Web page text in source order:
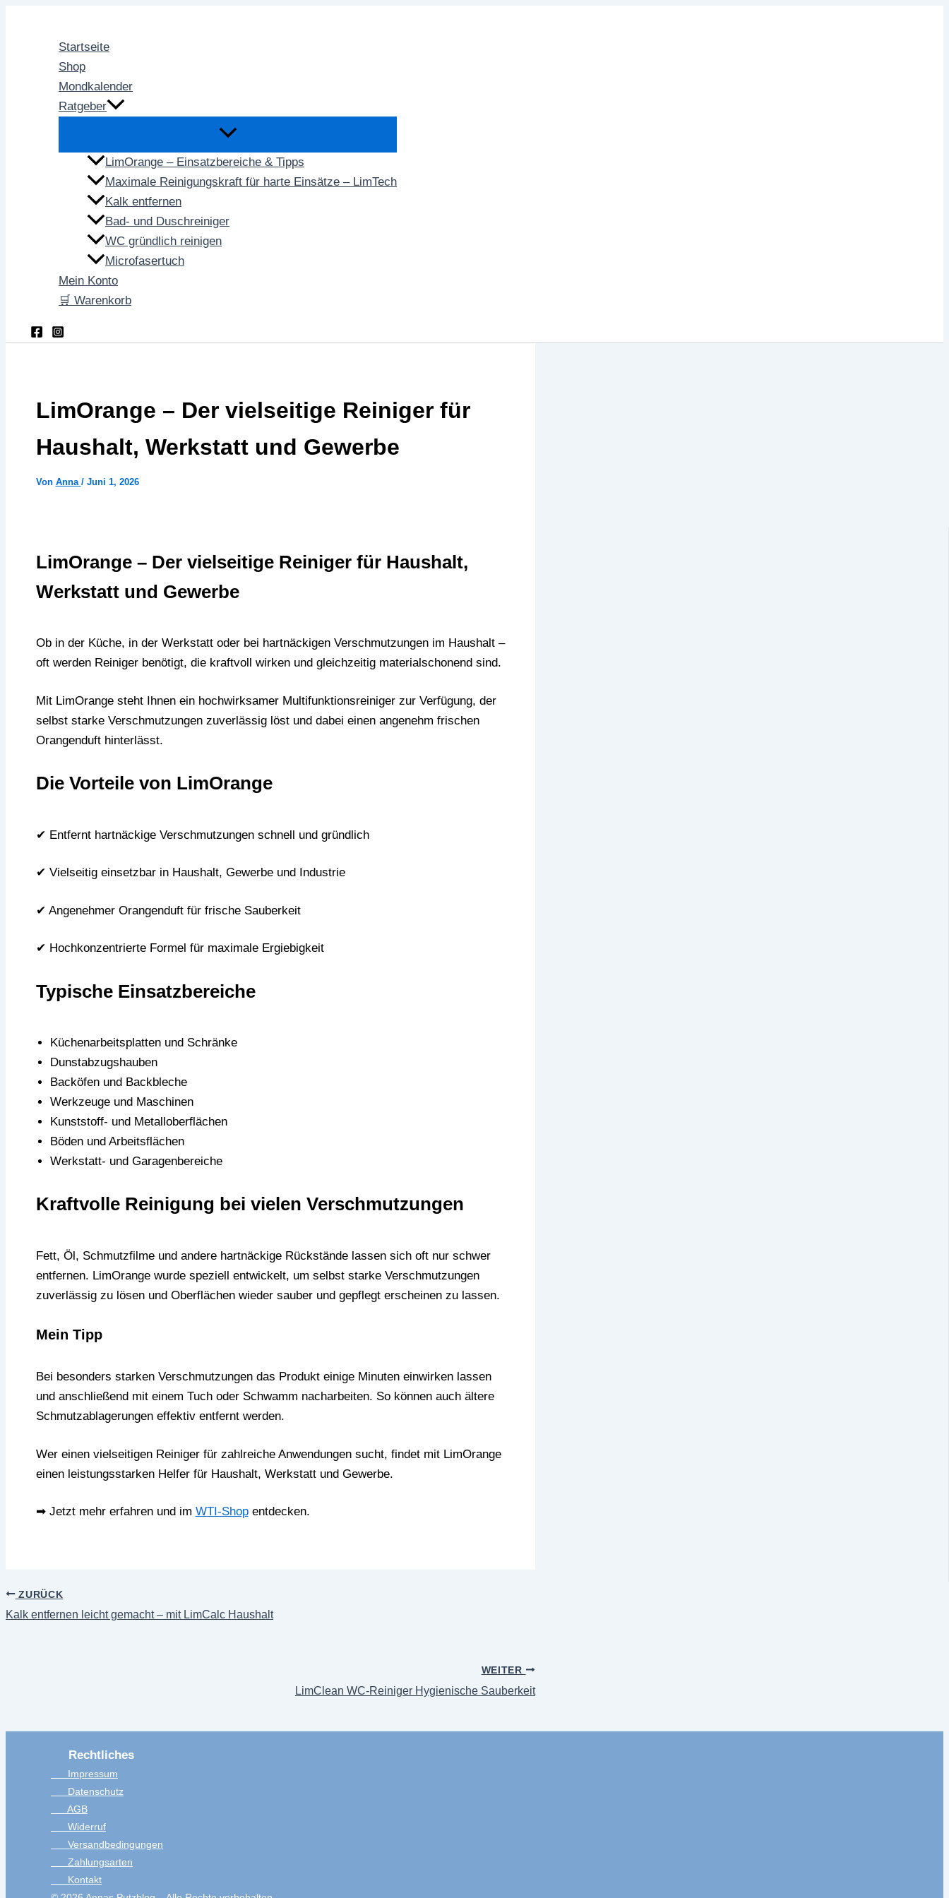
Startseite
Shop
Mondkalender
Ratgeber
LimOrange – Einsatzbereiche & Tipps
Maximale Reinigungskraft für harte Einsätze – LimTech
Kalk entfernen
Bad- und Duschreiniger
WC gründlich reinigen
Microfasertuch
Mein Konto
🛒 Warenkorb
LimOrange – Der vielseitige Reiniger für
Haushalt, Werkstatt und Gewerbe
Von Anna / Juni 1, 2026
LimOrange – Der vielseitige Reiniger für Haushalt,
Werkstatt und Gewerbe
Ob in der Küche, in der Werkstatt oder bei hartnäckigen Verschmutzungen im Haushalt –
oft werden Reiniger benötigt, die kraftvoll wirken und gleichzeitig materialschonend sind.
Mit LimOrange steht Ihnen ein hochwirksamer Multifunktionsreiniger zur Verfügung, der
selbst starke Verschmutzungen zuverlässig löst und dabei einen angenehm frischen
Orangenduft hinterlässt.
Die Vorteile von LimOrange
✔ Entfernt hartnäckige Verschmutzungen schnell und gründlich
✔ Vielseitig einsetzbar in Haushalt, Gewerbe und Industrie
✔ Angenehmer Orangenduft für frische Sauberkeit
✔ Hochkonzentrierte Formel für maximale Ergiebigkeit
Typische Einsatzbereiche
Küchenarbeitsplatten und Schränke
Dunstabzugshauben
Backöfen und Backbleche
Werkzeuge und Maschinen
Kunststoff- und Metalloberflächen
Böden und Arbeitsflächen
Werkstatt- und Garagenbereiche
Kraftvolle Reinigung bei vielen Verschmutzungen
Fett, Öl, Schmutzfilme und andere hartnäckige Rückstände lassen sich oft nur schwer
entfernen. LimOrange wurde speziell entwickelt, um selbst starke Verschmutzungen
zuverlässig zu lösen und Oberflächen wieder sauber und gepflegt erscheinen zu lassen.
Mein Tipp
Bei besonders starken Verschmutzungen das Produkt einige Minuten einwirken lassen
und anschließend mit einem Tuch oder Schwamm nacharbeiten. So können auch ältere
Schmutzablagerungen effektiv entfernt werden.
Wer einen vielseitigen Reiniger für zahlreiche Anwendungen sucht, findet mit LimOrange
einen leistungsstarken Helfer für Haushalt, Werkstatt und Gewerbe.
➡ Jetzt mehr erfahren und im WTI-Shopentdecken.
ZURÜCK
Kalk entfernen leicht gemacht – mit LimCalc Haushalt
WEITER
LimClean WC-Reiniger Hygienische Sauberkeit
Rechtliches
Impressum
Datenschutz
AGB
Widerruf
Versandbedingungen
Zahlungsarten
Kontakt